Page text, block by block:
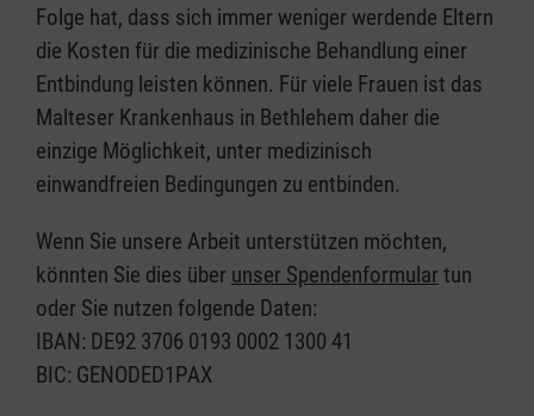
Folge hat, dass sich immer weniger werdende Eltern
die Kosten für die medizinische Behandlung einer
Entbindung leisten können. Für viele Frauen ist das
Malteser Krankenhaus in Bethlehem daher die
einzige Möglichkeit, unter medizinisch
einwandfreien Bedingungen zu entbinden.
Wenn Sie unsere Arbeit unterstützen möchten,
könnten Sie dies über unser Spendenformular tun
oder Sie nutzen folgende Daten:
IBAN: DE92 3706 0193 0002 1300 41
BIC: GENODED1PAX